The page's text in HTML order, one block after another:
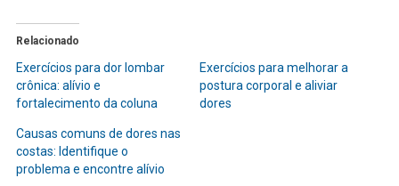
Relacionado
Exercícios para dor lombar
crônica: alívio e
fortalecimento da coluna
Exercícios para melhorar a
postura corporal e aliviar
dores
Causas comuns de dores nas
costas: Identifique o
problema e encontre alívio